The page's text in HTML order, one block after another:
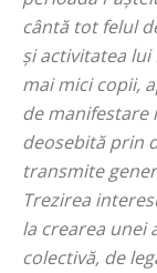
cântă tot felul
și activitatea
mai mici copii,
de
deosebită prin
transmite
Trezirea
la crearea unei
colectivă, de